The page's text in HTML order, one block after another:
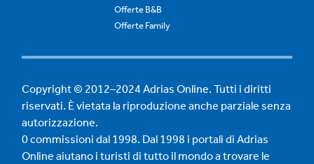
Offerte B&B
Offerte Family
Copyright © 2012–2024 Adrias Online. Tutti i diritti
riservati. È vietata la riproduzione anche parziale senza
autorizzazione.
0 commissioni dal 1998. Dal 1998 i portali di Adrias
Online aiutano i turisti di tutto il mondo a trovare le